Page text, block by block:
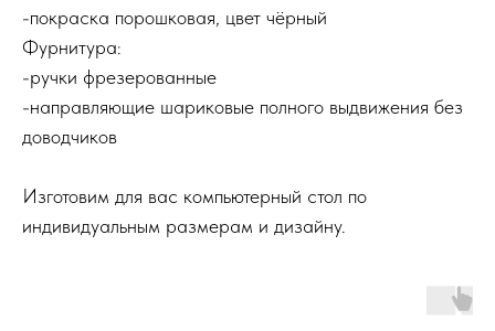
-покраска порошковая, цвет чёрный
Фурнитура:
-ручки фрезерованные
-направляющие шариковые полного выдвижения без
доводчиков
Изготовим для вас компьютерный стол по
индивидуальным размерам и дизайну.